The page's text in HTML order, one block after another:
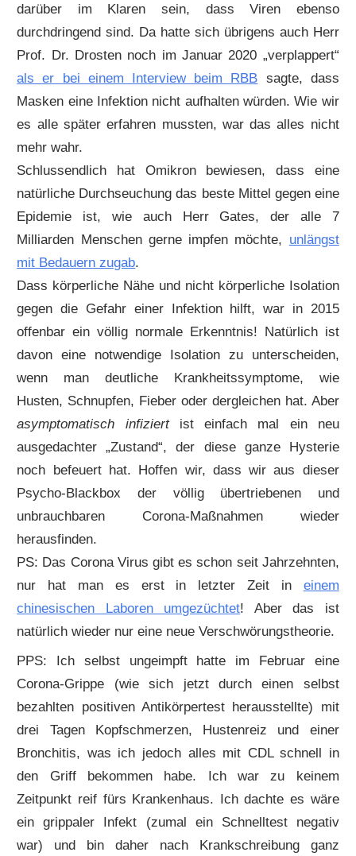
darüber im Klaren sein, dass Viren ebenso
durchdringend sind. Da hatte sich übrigens auch Herr
Prof. Dr. Drosten noch im Januar 2020 „verplappert“
als er bei einem Interview beim RBB sagte, dass
Masken eine Infektion nicht aufhalten würden. Wie wir
es alle später erfahren mussten, war das alles nicht
mehr wahr.
Schlussendlich hat Omikron bewiesen, dass eine
natürliche Durchseuchung das beste Mittel gegen eine
Epidemie ist, wie auch Herr Gates, der alle 7
Milliarden Menschen gerne impfen möchte, unlängst
mit Bedauern zugab.
Dass körperliche Nähe und nicht körperliche Isolation
gegen die Gefahr einer Infektion hilft, war in 2015
offenbar ein völlig normale Erkenntnis! Natürlich ist
davon eine notwendige Isolation zu unterscheiden,
wenn man deutliche Krankheitssymptome, wie
Husten, Schnupfen, Fieber oder dergleichen hat. Aber
asymptomatisch infiziertist einfach mal ein neu
ausgedachter „Zustand“, der diese ganze Hysterie
noch befeuert hat. Hoffen wir, dass wir aus dieser
Psycho-Blackbox der völlig übertriebenen und
unbrauchbaren Corona-Maßnahmen wieder
herausfinden.
PS: Das Corona Virus gibt es schon seit Jahrzehnten,
nur hat man es erst in letzter Zeit in einem
chinesischen Laboren umgezüchtet! Aber das ist
natürlich wieder nur eine neue Verschwörungstheorie.
PPS:
Ich selbst ungeimpft hatte im Februar eine
Corona-Grippe (wie sich jetzt durch einen selbst
bezahlten positiven Antikörpertest herausstellte) mit
drei Tagen Kopfschmerzen, Hustenreiz und einer
Bronchitis, was ich jedoch alles mit CDL schnell in
den Griff bekommen habe. Ich war zu keinem
Zeitpunkt reif fürs Krankenhaus. Ich dachte es wäre
ein grippaler Infekt (zumal ein Schnelltest negativ
war) und bin daher nachKrankschreibung ganz